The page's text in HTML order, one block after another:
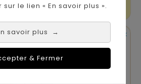
le lien « En savoir plus ».
savoir plus →
& Fermer
Prix
59,90 €
stock En stock